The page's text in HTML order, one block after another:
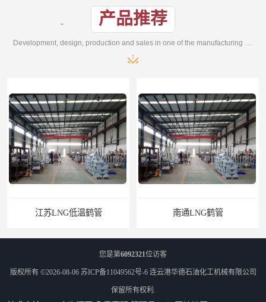
产品推荐
Development, design, production and sales in one of the manufacturing enterprises
江苏LNG低温鹤管 南通LNG鹤管
您是第6092321位访客
版权所有 ©2026-08-06 苏ICP备11049562号-6 连云港华德石油化工机械有限公司
保留所有权利.